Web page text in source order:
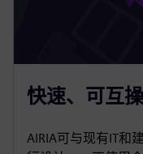
快速、可互
AIRIA可与现有IT和